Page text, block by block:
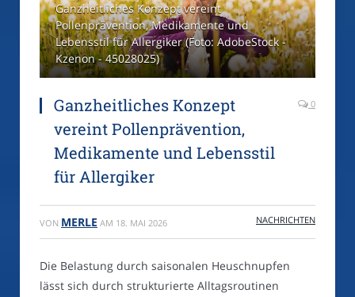
Ganzheitliches Konzept vereint
Pollenprävention, Medikamente und
Lebensstil für Allergiker (Foto: AdobeStock -
Kzenon - 45028025)
Ganzheitliches Konzept
vereint Pollenprävention,
Medikamente und Lebensstil
für Allergiker
0
VON MERLE AM 18. MAI 2026 NACHRICHTEN
Die Belastung durch saisonalen Heuschnupfen
lässt sich durch strukturierte Alltagsroutinen